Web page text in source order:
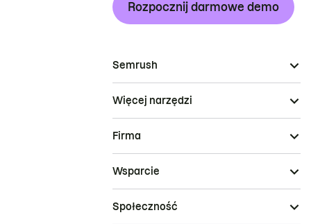
Rozpocznij darmowe demo
Semrush
Więcej narzędzi
Firma
Wsparcie
Społeczność